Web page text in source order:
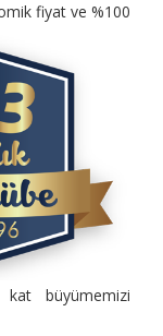
fiyat ve %100
kat büyümemizi